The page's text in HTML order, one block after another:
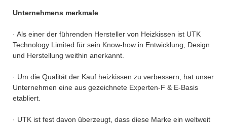
Unternehmens merkmale
· Als einer der führenden Hersteller von Heizkissen ist UTK
Technology Limited für sein Know-how in Entwicklung, Design
und Herstellung weithin anerkannt.
· Um die Qualität der Kauf heizkissen zu verbessern, hat unser
Unternehmen eine aus gezeichnete Experten-F & E-Basis
etabliert.
· UTK ist fest davon überzeugt, dass diese Marke ein weltweit